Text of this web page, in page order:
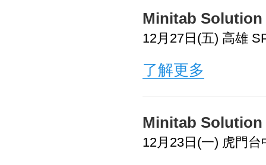
Minitab Solution
12月27日(五) 高雄
了解更多
Minitab Solution
12月23日(一) 虎門台